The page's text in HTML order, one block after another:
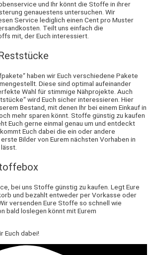
und Ihr könnt die Stoffe in ihrer
genauestens untersuchen. Wir
Service lediglich einen Cent pro Muster
Teilt uns einfach die
mit, der Euch interessiert.
haben wir Euch verschiedene Pakete
Diese sind optimal aufeinander
Wahl für stimmige Nähprojekte. Auch
wird Euch sicher interessieren. Hier
Bestand, mit denen Ihr bei einem Einkauf in
mehr sparen könnt. Stoffe günstig zu kaufen
Euch gerne einmal genau um und entdeckt
Euch dabei die ein oder andere
Bilder von Eurem nächsten Vorhaben in
bei uns Stoffe günstig zu kaufen. Legt Eure
und bezahlt entweder per Vorkasse oder
versenden Eure Stoffe so schnell wie
bald loslegen könnt mit Eurem
Euch dabei!